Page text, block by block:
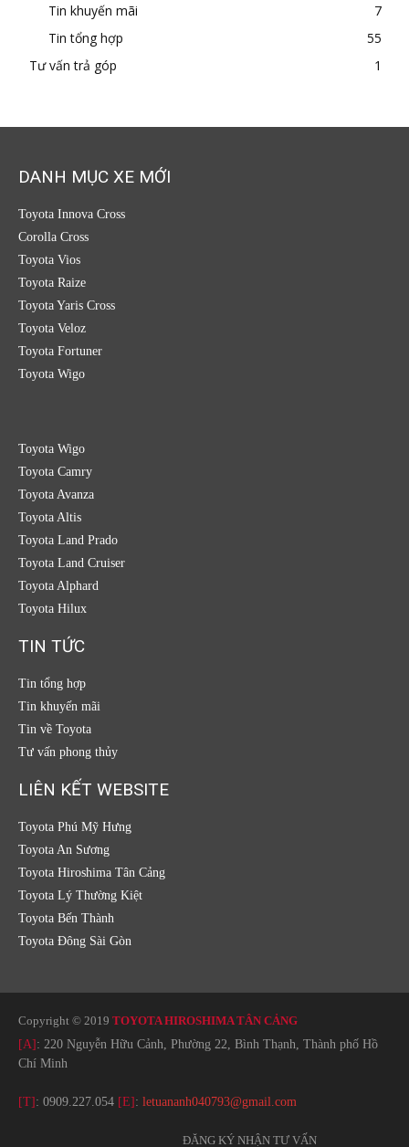
Tin khuyến mãi
7
Tin tổng hợp
55
Tư vấn trả góp
1
DANH MỤC XE MỚI
Toyota Innova Cross
Corolla Cross
Toyota Vios
Toyota Raize
Toyota Yaris Cross
Toyota Veloz
Toyota Fortuner
Toyota Wigo
Toyota Wigo
Toyota Camry
Toyota Avanza
Toyota Altis
Toyota Land Prado
Toyota Land Cruiser
Toyota Alphard
Toyota Hilux
TIN TỨC
Tin tổng hợp
Tin khuyến mãi
Tin về Toyota
Tư vấn phong thủy
LIÊN KẾT WEBSITE
Toyota Phú Mỹ Hưng
Toyota An Sương
Toyota Hiroshima Tân Cảng
Toyota Lý Thường Kiệt
Toyota Bến Thành
Toyota Đông Sài Gòn
Copyright © 2019 TOYOTA HIROSHIMA TÂN CẢNG
[A]: 220 Nguyễn Hữu Cảnh, Phường 22, Bình Thạnh, Thành phố Hồ
Chí Minh
[T]: 0909.227.054 [E]: letuananh040793@gmail.com
ĐĂNG KÝ NHẬN TƯ VẤN